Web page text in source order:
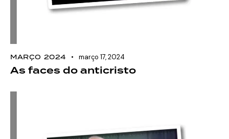
MARÇO 2024 março 17, 2024
As faces do anticristo